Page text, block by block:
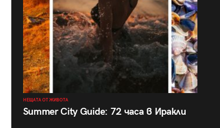
НЕЩАТА ОТ ЖИВОТА
Summer City Guide: 72 часа в Иракли